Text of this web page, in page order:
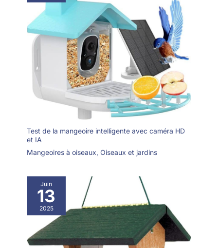
Test de la mangeoire intelligente avec caméra HD
et IA
Mangeoires à oiseaux, Oiseaux et jardins
Juin
13
2025